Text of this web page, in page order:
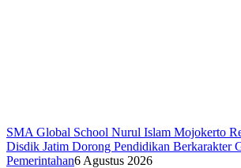
SMA Global School Nurul Islam Mojokerto
Disdik Jatim Dorong Pendidikan Berkarakter
Pemerintahan6 Agustus 2026